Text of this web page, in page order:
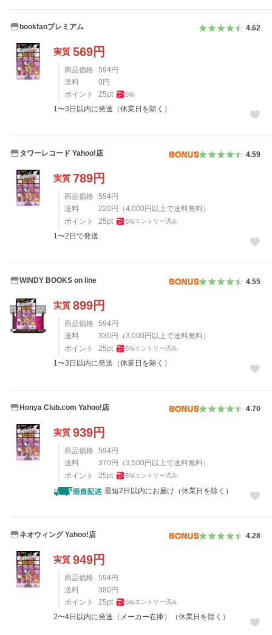
bookfanプレミアム 4.62
実質 569円
商品価格 594円
送料
0 円
ポイント
25pt 5%
1〜3日以内に発送（休業日を除く）
タワーレコード Yahoo!店 4.59
実質 789円
商品価格 594円
送料
220 円 （4,000 円以上で送料無料）
ポイント
25pt 5%エントリー済み
1〜2日で発送
WINDY BOOKS on line 4.55
実質 899円
商品価格 594円
送料
330 円 （3,000 円以上で送料無料）
ポイント
25pt 5%エントリー済み
1〜3日以内に発送（休業日を除く）
Honya Club.com Yahoo!店 4.70
実質 939円
商品価格 594円
送料
370 円 （3,500 円以上で送料無料）
ポイント
25pt 5%エントリー済み
最短2日以内にお届け（休業日を除く）
ネオウィング Yahoo!店 4.28
実質 949円
商品価格 594円
送料
380 円
ポイント
25pt 5%エントリー済み
2〜4日以内に発送（メーカー在庫）（休業日を除く）